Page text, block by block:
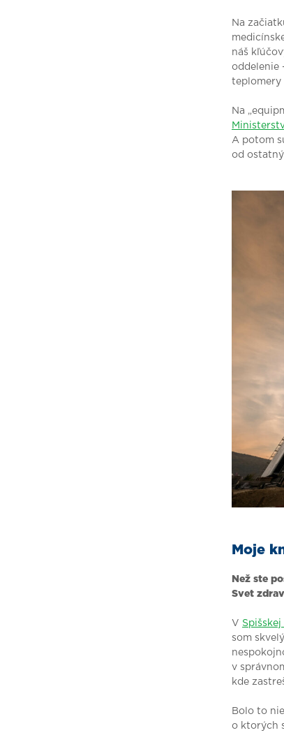
Na
náš
oddelenie
teplomery
Na
A potom
od
Moje
Než ste
Svet
V Spišskej
som
v
kde
Bolo to
o ktorých